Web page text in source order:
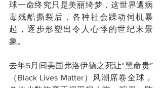
球一命终究只是美丽绮梦，这世界遭病
毒残酷撕裂后，各种社会躁动伺机暴
起，逐步形塑出令人心悸的世纪末景
象。
去年5月间美国弗洛伊德之死让“黑命贵”
（Black Lives Matter）风潮席卷全球，